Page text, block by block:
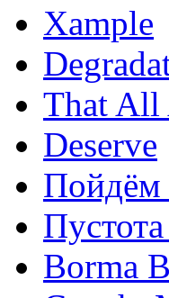
Xample
That All
Deserve
Borma